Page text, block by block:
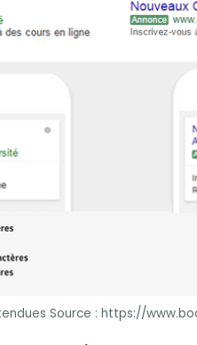
Source : https://